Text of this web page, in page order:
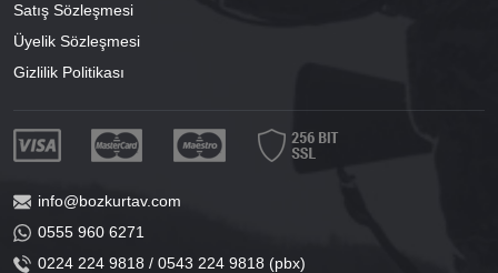
Satış Sözleşmesi
Üyelik Sözleşmesi
Gizlilik Politikası
info@bozkurtav.com
0555 960 6271
0224 224 9818 / 0543 224 9818 (pbx)